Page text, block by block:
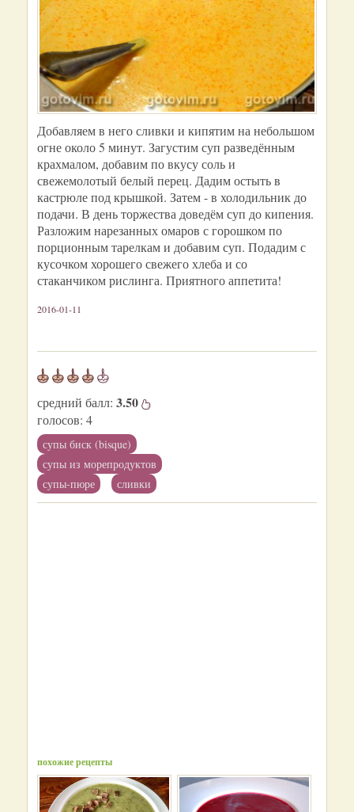
Добавляем в него сливки и кипятим на небольшом
огне около 5 минут. Загустим суп разведённым
крахмалом, добавим по вкусу соль и
свежемолотый белый перец. Дадим остыть в
кастрюле под крышкой. Затем - в холодильник до
подачи. В день торжества доведём суп до кипения.
Разложим нарезанных омаров с горошком по
порционным тарелкам и добавим суп. Подадим с
кусочком хорошего свежего хлеба и со
стаканчиком рислинга. Приятного аппетита!
2016-01-11
средний балл: 3.50
голосов: 4
супы биск (bisque)
супы из морепродуктов
супы-пюре
сливки
похожие рецепты